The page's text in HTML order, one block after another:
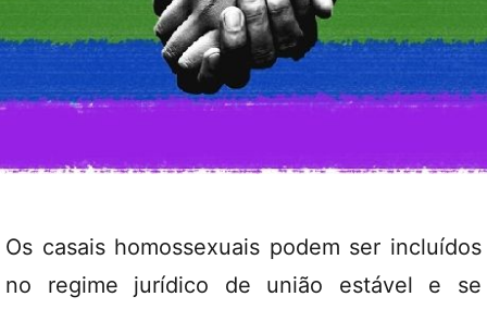
Os casais homossexuais podem ser incluídos
no regime jurídico de união estável e se